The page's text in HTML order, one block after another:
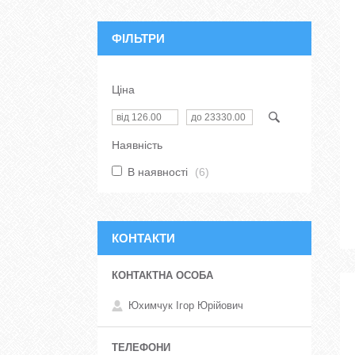
ФІЛЬТРИ
Ціна
Наявність
В наявності 6
КОНТАКТИ
Юхимчук Ігор Юрійович